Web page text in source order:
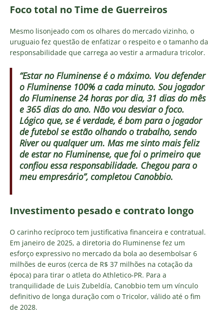
Foco total no Time de Guerreiros
Mesmo lisonjeado com os olhares do mercado vizinho, o
uruguaio fez questão de enfatizar o respeito e o tamanho da
responsabilidade que carrega ao vestir a armadura tricolor.
“Estar no Fluminense é o máximo. Vou defender
o Fluminense 100% a cada minuto. Sou jogador
do Fluminense 24 horas por dia, 31 dias do mês
e 365 dias do ano. Não vou desviar o foco.
Lógico que, se é verdade, é bom para o jogador
de futebol se estão olhando o trabalho, sendo
River ou qualquer um. Mas me sinto mais feliz
de estar no Fluminense, que foi o primeiro que
confiou essa responsabilidade. Chegou para o
meu empresário”, completou Canobbio.
Investimento pesado e contrato longo
O carinho recíproco tem justificativa financeira e contratual.
Em janeiro de 2025, a diretoria do Fluminense fez um
esforço expressivo no mercado da bola ao desembolsar 6
milhões de euros (cerca de R$ 37 milhões na cotação da
época) para tirar o atleta do Athletico-PR. Para a
tranquilidade de Luis Zubeldía, Canobbio tem um vínculo
definitivo de longa duração com o Tricolor, válido até o fim
de 2028.